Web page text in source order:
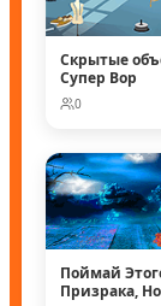
Скрытые
Супер Вор
0
Поймай
Призрака,